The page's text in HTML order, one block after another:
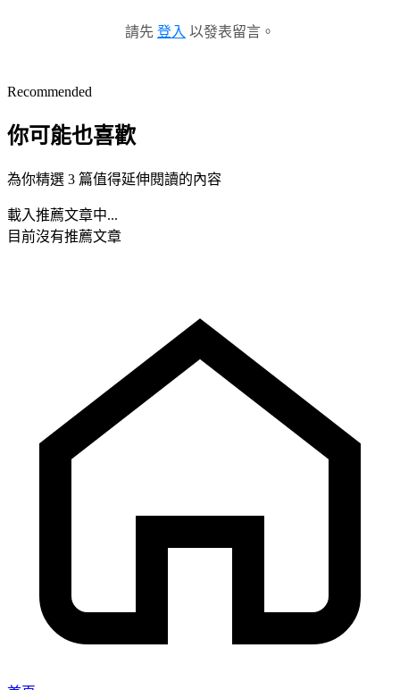
請先 登入 以發表留言。
Recommended
你可能也喜歡
為你精選 3 篇值得延伸閱讀的內容
載入推薦文章中...
目前沒有推薦文章